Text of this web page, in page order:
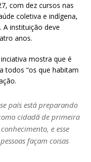
com dez cursos nas
coletiva e indígena,
instituição deve
anos.
mostra que é
todos “os que habitam
país está preparando
cidadã de primeira
e esse
façam coisas